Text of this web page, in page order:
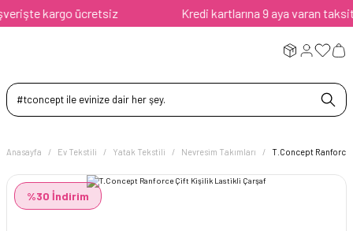
kargo ücretsiz Kredi kartlarına 9 aya varan taksit
Anasayfa Ev Tekstili Yatak Tekstili Nevresim Takımları T.Concept
%30 İndirim